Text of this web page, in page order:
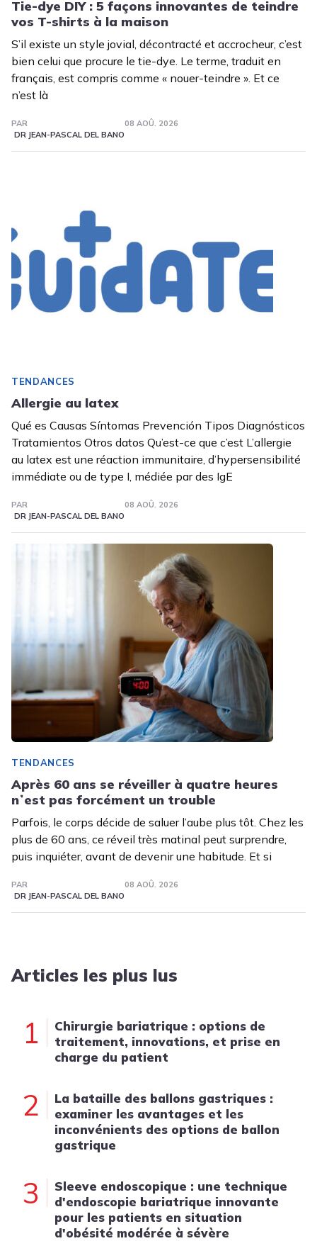
Tie-dye DIY : 5 façons innovantes de teindre
vos T-shirts à la maison
S’il existe un style jovial, décontracté et accrocheur, c’est
bien celui que procure le tie-dye. Le terme, traduit en
français, est compris comme « nouer-teindre ». Et ce
n’est là
PAR
DR JEAN-PASCAL DEL BANO
08 AOÛ. 2026
TENDANCES
Allergie au latex
Qué es Causas Síntomas Prevención Tipos Diagnósticos
Tratamientos Otros datos Qu’est-ce que c’est L’allergie
au latex est une réaction immunitaire, d’hypersensibilité
immédiate ou de type I, médiée par des IgE
PAR
DR JEAN-PASCAL DEL BANO
08 AOÛ. 2026
TENDANCES
Après 60 ans se réveiller à quatre heures
nʼest pas forcément un trouble
Parfois, le corps décide de saluer l’aube plus tôt. Chez les
plus de 60 ans, ce réveil très matinal peut surprendre,
puis inquiéter, avant de devenir une habitude. Et si
PAR
DR JEAN-PASCAL DEL BANO
08 AOÛ. 2026
Articles les plus lus
1
Chirurgie bariatrique : options de
traitement, innovations, et prise en
charge du patient
2
La bataille des ballons gastriques :
examiner les avantages et les
inconvénients des options de ballon
gastrique
3
Sleeve endoscopique : une technique
d'endoscopie bariatrique innovante
pour les patients en situation
d'obésité modérée à sévère